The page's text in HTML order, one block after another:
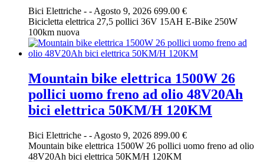
Bici Elettriche - - Agosto 9, 2026 699.00 €
Bicicletta elettrica 27,5 pollici 36V 15AH E-Bike 250W
100km nuova
Mountain bike elettrica 1500W 26
pollici uomo freno ad olio 48V20Ah
bici elettrica 50KM/H 120KM
Bici Elettriche - - Agosto 9, 2026 899.00 €
Mountain bike elettrica 1500W 26 pollici uomo freno ad olio
48V20Ah bici elettrica 50KM/H 120KM